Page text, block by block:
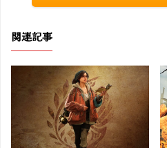
関連記事